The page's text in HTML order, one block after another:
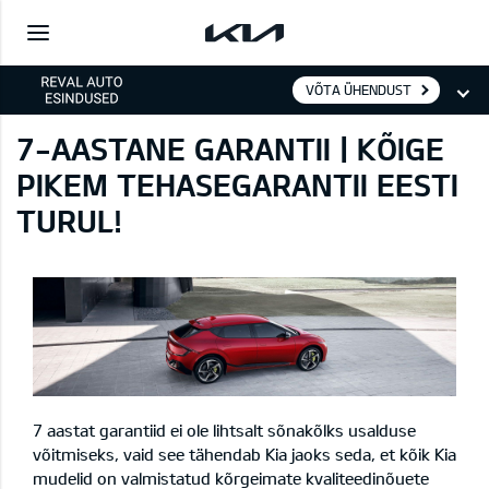
VÕTA ÜHENDUST
7-AASTANE GARANTII | KÕIGE
PIKEM TEHASEGARANTII EESTI
TURUL!
7 aastat garantiid ei ole lihtsalt sõnakõlks usalduse
võitmiseks, vaid see tähendab Kia jaoks seda, et kõik Kia
mudelid on valmistatud kõrgeimate kvaliteedinõuete